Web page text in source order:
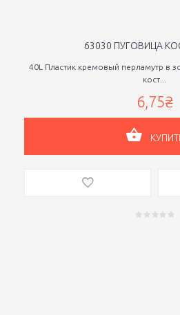
63030 ПУГОВИЦА
40L Пластик кремовый перламутр в
кост...
6,75₴